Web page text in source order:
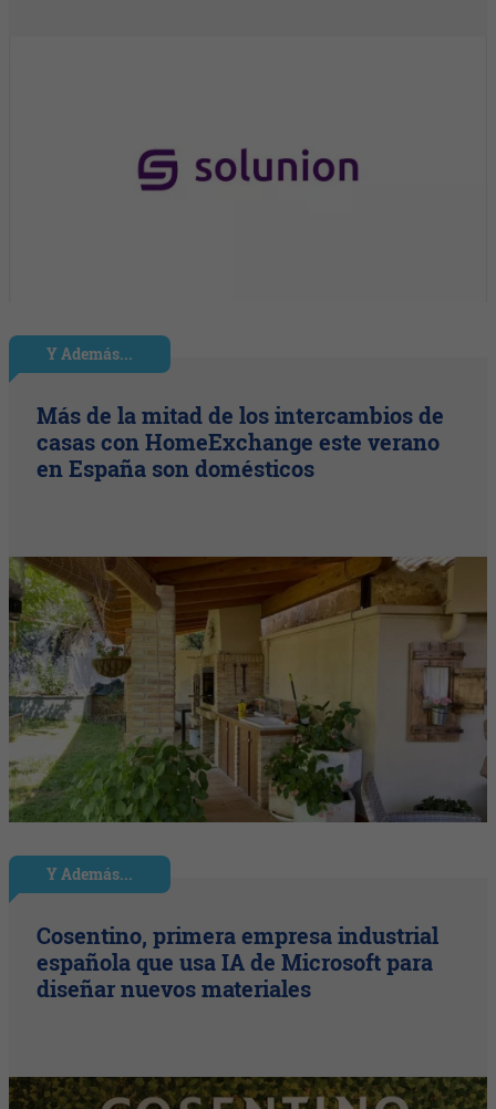
Y Además...
Más de la mitad de los intercambios de
casas con HomeExchange este verano
en España son domésticos
Y Además...
Cosentino, primera empresa industrial
española que usa IA de Microsoft para
diseñar nuevos materiales